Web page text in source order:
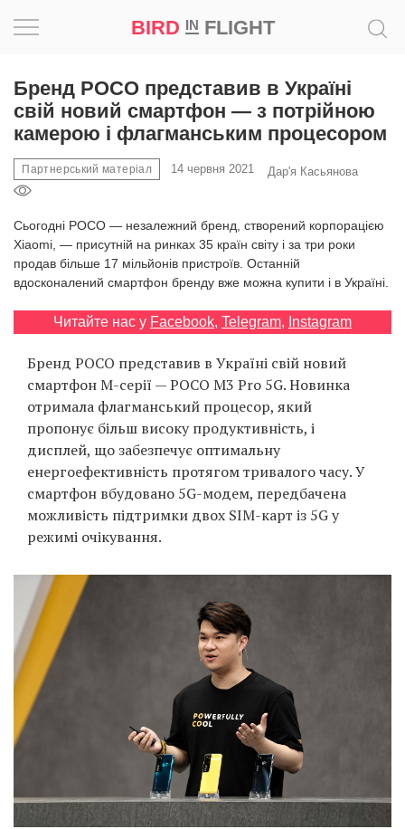
BIRD INFLIGHT
ПРОМО
Бренд POCO представив в Україні
свій новий смартфон — з потрійною
камерою і флагманським процесором
Партнерський матеріал 14 червня 2021 Дар'я Касьянова
Сьогодні POCO — незалежний бренд, створений корпорацією
Xiaomi, — присутній на ринках 35 країн світу і за три роки
продав більше 17 мільйонів пристроїв. Останній
вдосконалений смартфон бренду вже можна купити і в Україні.
Читайте нас у Facebook, Telegram, Instagram
Бренд POCO представив в Україні свій новий
смартфон М-серії — POCO M3 Pro 5G. Новинка
отримала флагманський процесор, який
пропонує більш високу продуктивність, і
дисплей, що забезпечує оптимальну
енергоефективність протягом тривалого часу. У
смартфон вбудовано 5G-модем, передбачена
можливість підтримки двох SIM-карт із 5G у
режимі очікування.